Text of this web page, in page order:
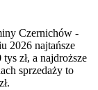
Czernichów -
2026 najtańsze
zł, a najdroższe
sprzedaży to